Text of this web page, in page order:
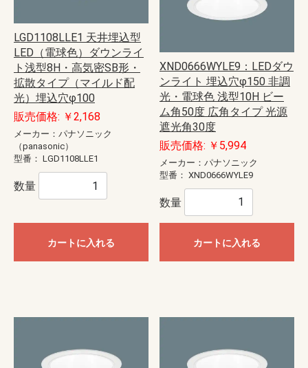
LGD1108LLE1 天井埋込型
LED（電球色）ダウンライ
ト浅型8H・高気密SB形・
拡散タイプ（マイルド配
光）埋込穴φ100
販売価格: ￥2,168
メーカー：パナソニック
（panasonic）
型番： LGD1108LLE1
数量
カートに入れる
XND0666WYLE9：LEDダウ
ンライト 埋込穴φ150 非調
光・電球色 浅型10H ビー
ム角50度 広角タイプ 光源
遮光角30度
販売価格: ￥5,994
メーカー：パナソニック
型番： XND0666WYLE9
数量
カートに入れる